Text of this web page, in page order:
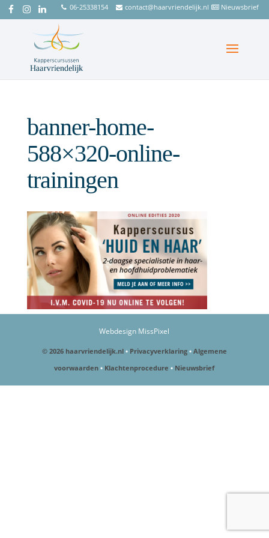
06-25338154 contact@haarvriendelijk.nl Nieuwsbrief
banner-home-
588×320-online-
trainingen
Webdesign MissPixel
© 2026 haarvriendelijk.nl • Privacyverklaring • Algemene
voorwaarden • Klachtenprocedure • Nieuwsbrief